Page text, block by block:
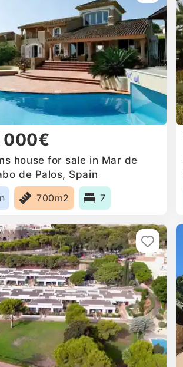
000€
house for sale in Mar de
de Palos, Spain
700m2 7